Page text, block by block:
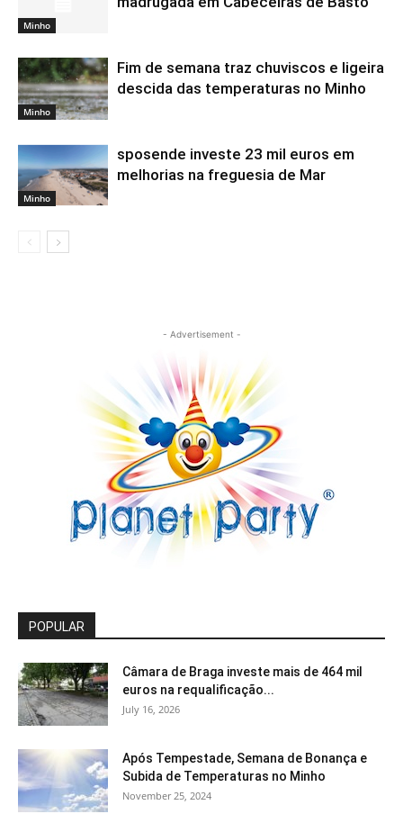
Minho
Minho
Fim de semana traz chuviscos e ligeira
descida das temperaturas no Minho
Minho
sposende investe 23 mil euros em
melhorias na freguesia de Mar
- Advertisement -
POPULAR
Câmara de Braga investe mais de 464 mil
euros na requalificação...
July 16, 2026
Após Tempestade, Semana de Bonança e
Subida de Temperaturas no Minho
November 25, 2024